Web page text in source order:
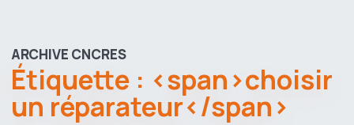
ARCHIVE CNCRES
Étiquette : <span>choisir
un réparateur</span>